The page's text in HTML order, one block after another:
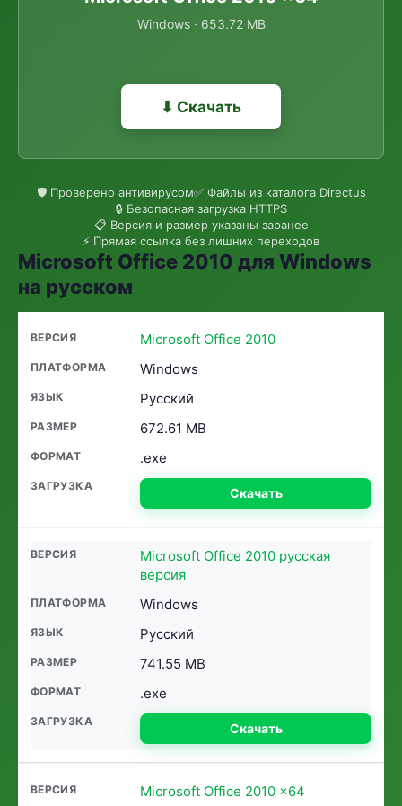
Windows · 653.72 MB
⬇ Скачать
🛡 Проверено антивирусом✅ Файлы из каталога Directus
🔒 Безопасная загрузка HTTPS
📋 Версия и размер указаны заранее
⚡ Прямая ссылка без лишних переходов
Microsoft Office 2010 для Windows
на русском
Microsoft Office 2010
Windows
Русский
672.61 MB
.exe
Скачать
Microsoft Office 2010 русская
версия
Windows
Русский
741.55 MB
.exe
Скачать
Microsoft Office 2010 x64